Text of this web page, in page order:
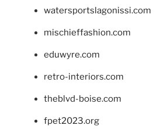
watersportslagonissi.com
mischieffashion.com
eduwyre.com
retro-interiors.com
theblvd-boise.com
fpet2023.org